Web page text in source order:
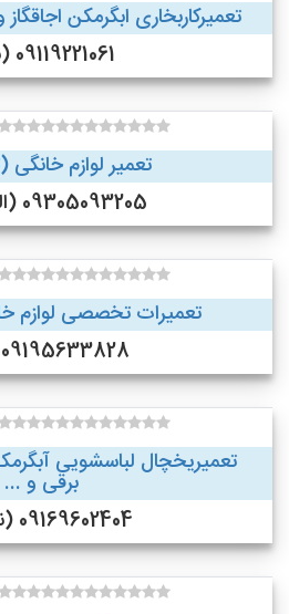
تعمیرکاربخاری ابگرمکن اجاقگاز
09119221061 (نور )
تعمیر لوازم خانگی
09305093205 (الیگودرز )
تعمیرات تخصصی لوازم
09195633828 (ازنا )
تعمیریخچال لباسشویی
برقی و ...
09169602404 (نورآباد)